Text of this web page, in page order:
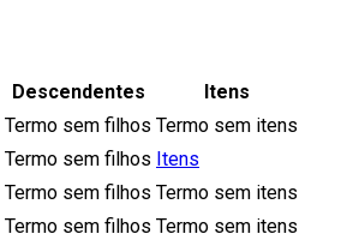
Descendentes
Itens
Termo sem filhos Termo sem itens
Termo sem filhos Itens
Termo sem filhos Termo sem itens
Termo sem filhos Termo sem itens